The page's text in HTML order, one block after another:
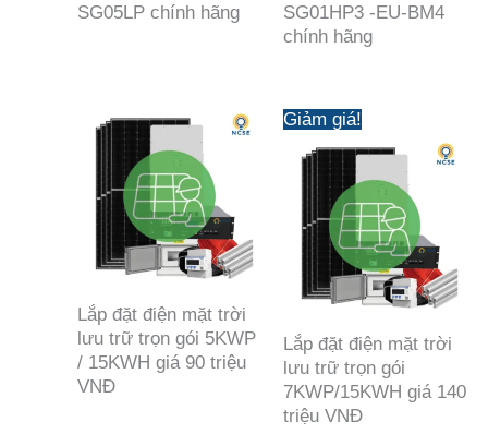
SG05LP chính hãng
SG01HP3 -EU-BM4
chính hãng
Lắp đặt điện mặt trời
lưu trữ trọn gói 5KWP
/ 15KWH giá 90 triệu
VNĐ
Giảm giá!
Lắp đặt điện mặt trời
lưu trữ trọn gói
7KWP/15KWH giá 140
triệu VNĐ